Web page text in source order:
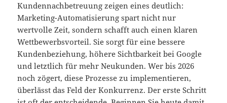
Kundennachbetreuung zeigen eines deutlich:
Marketing-Automatisierung spart nicht nur
wertvolle Zeit, sondern schafft auch einen klaren
Wettbewerbsvorteil. Sie sorgt für eine bessere
Kundenbeziehung, höhere Sichtbarkeit bei Google
und letztlich für mehr Neukunden. Wer bis 2026
noch zögert, diese Prozesse zu implementieren,
überlässt das Feld der Konkurrenz. Der erste Schritt